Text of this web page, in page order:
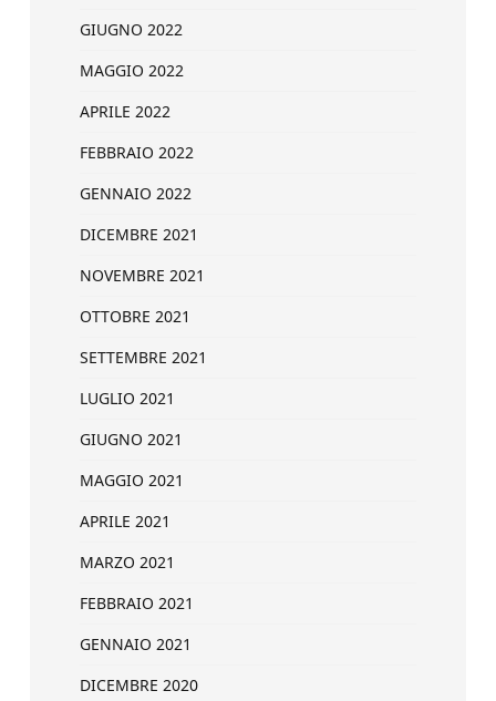
GIUGNO 2022
MAGGIO 2022
APRILE 2022
FEBBRAIO 2022
GENNAIO 2022
DICEMBRE 2021
NOVEMBRE 2021
OTTOBRE 2021
SETTEMBRE 2021
LUGLIO 2021
GIUGNO 2021
MAGGIO 2021
APRILE 2021
MARZO 2021
FEBBRAIO 2021
GENNAIO 2021
DICEMBRE 2020